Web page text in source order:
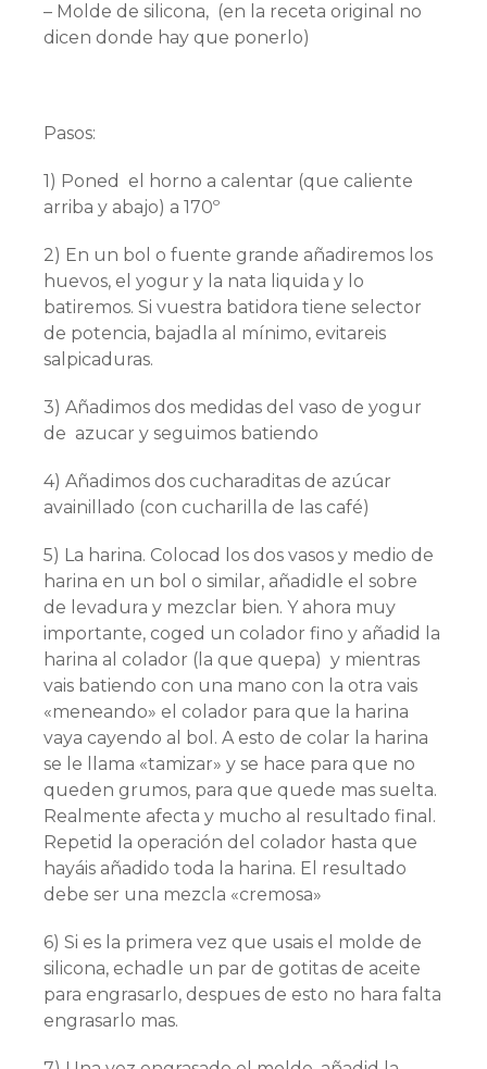
– Molde de silicona, (en la receta original no
dicen donde hay que ponerlo)
Pasos:
1) Poned el horno a calentar (que caliente
arriba y abajo) a 170º
2) En un bol o fuente grande añadiremos los
huevos, el yogur y la nata liquida y lo
batiremos. Si vuestra batidora tiene selector
de potencia, bajadla al mínimo, evitareis
salpicaduras.
3) Añadimos dos medidas del vaso de yogur
de azucar y seguimos batiendo
4) Añadimos dos cucharaditas de azúcar
avainillado (con cucharilla de las café)
5) La harina. Colocad los dos vasos y medio de
harina en un bol o similar, añadidle el sobre
de levadura y mezclar bien. Y ahora muy
importante, coged un colador fino y añadid la
harina al colador (la que quepa) y mientras
vais batiendo con una mano con la otra vais
«meneando» el colador para que la harina
vaya cayendo al bol. A esto de colar la harina
se le llama «tamizar» y se hace para que no
queden grumos, para que quede mas suelta.
Realmente afecta y mucho al resultado final.
Repetid la operación del colador hasta que
hayáis añadido toda la harina. El resultado
debe ser una mezcla «cremosa»
6) Si es la primera vez que usais el molde de
silicona, echadle un par de gotitas de aceite
para engrasarlo, despues de esto no hara falta
engrasarlo mas.